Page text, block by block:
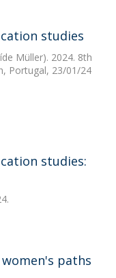
studies
Müller). 2024. 8th
Portugal, 23/01/24
studies:
paths